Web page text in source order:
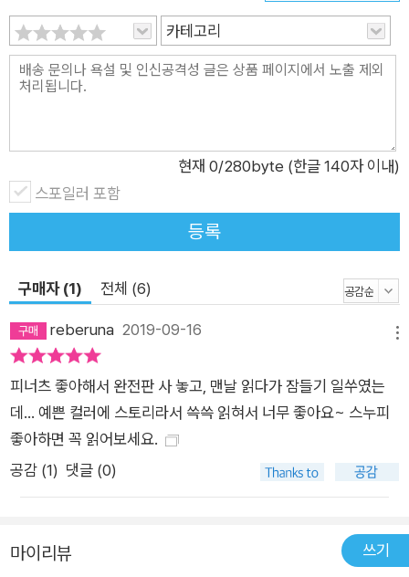
다’고 말하는 라이너스나, 먼지투성이를 비난하는 아이들을 향해
‘이 먼지는 유구한 역사라서 내가 함부로 떼어 낼 수 없다’고 말하
는 픽 펜의 대사는, 깜짝 놀랄 인생의 통찰을 선사한다. 스누피와
만화가 올컬러로 변신하는 과정, 부록에서 만나 봐. 이 책의 부록
에는 원작 흑백 만화 「피너츠」가 올컬러 애니메이션 「내 친구 스
누피」로 탄생하는 과정이 자세하게 담겨 있다. 찰스 M. 슐츠의 방
침에 따라 그려진 스케치부터 정교한 채색 과정, 애니메이션의 배
경으로 사용된 수채화까지 모두 살펴볼 수 있는 귀한 자료다. 스
누피와 친구들을 따라 그리고 싶은 어린이가 있다면 이 부록에 주
목하자. 또한 1권에서는 피너츠 친구들이 남긴 주옥같은 명언이,
2권에서는 피너츠 친구들이 즐긴 재미있는 놀이의 방법이 소개
되어 「내 친구 스누피」를 더욱 재미있게 즐길 수 있다. [1권 소개]
나에게 행복은 포근한 담요! 어느 날, 라이너스의 하늘색 담요가
사라진다! 담요 없이는 살 수 없는 라이너스는 기절 직전. 과연 범
인은 누구일까? 담요를 둘러싼 쫓고 쫓기는 추격전의 결말은 어
뷰] 70여 년 동안 사랑받아 온 캐릭터 만화의 걸작! 누구나 어린
카테고리
현재 0/280byte (한글 140자 이내)
스포일러 포함
등록
구매자 (1) 전체 (6)
reberuna 2019-09-16
피너츠 좋아해서 완전판 사 놓고, 맨날 읽다가 잠들기 일쑤였는
데... 예쁜 컬러에 스토리라서 쓱쓱 읽혀서 너무 좋아요~ 스누피
좋아하면 꼭 읽어보세요.
공감 (1) 댓글 (0)
마이리뷰 쓰기